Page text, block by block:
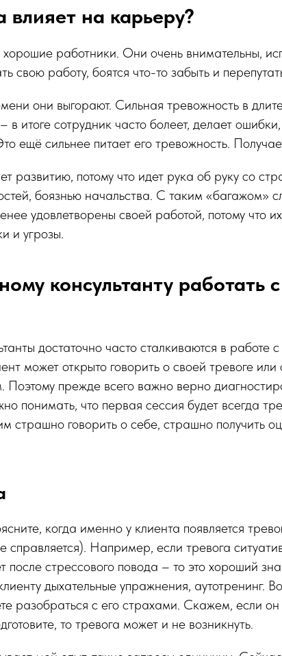
влияет на карьеру?
работники. Они очень внимательны,
свою работу, боятся что-то забыть и
они выгорают. Сильная тревожность в
в итоге сотрудник часто болеет, делает
ещё сильнее питает его тревожность.
развитию, потому что идет рука об руку со
боязнью начальства. С таким «багажом»
удовлетворены своей работой, потому что
и угрозы.
консультанту работать
достаточно часто сталкиваются в работе
может открыто говорить о своей тревоге или
Поэтому прежде всего важно верно
понимать, что первая сессия будет всегда
страшно говорить о себе, страшно получить
когда именно у клиента появляется
справляется). Например, если тревога
после стрессового повода – то это хороший
дыхательные упражнения, аутотренинг.
разобраться с его страхами. Скажем, если
то тревога может и не возникнуть.